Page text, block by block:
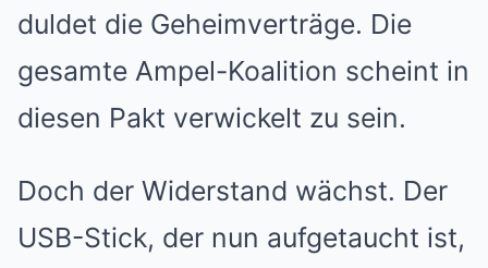
duldet die Geheimverträge. Die
gesamte Ampel-Koalition scheint in
diesen Pakt verwickelt zu sein.
Doch der Widerstand wächst. Der
USB-Stick, der nun aufgetaucht ist,